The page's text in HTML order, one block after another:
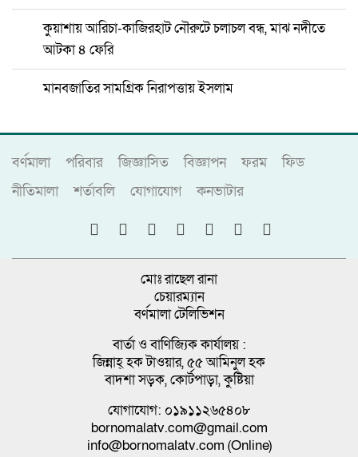
কুয়াশায় আরিচা-কাজিরহাট নৌরুটে চলাচল বন্ধ, মাঝ নদীতে
আটকা ৪ ফেরি
মানবজাতির সামগ্রিক নিরাপত্তায় ইসলাম
বর্ণমালা পরিবার জিজ্ঞাসিত বিজ্ঞাপন ফরম
ফিড
নীতিমালা
শর্তাবলি যোগাযোগ কনভাটার
মোঃ রাছেল রানা
চেয়ারম্যান
বর্ণমালা টেলিভিশন
বার্তা ও বাণিজ্যিক কার্যালয় :
জিন্নাহ্ হক টাওয়ার, ৫৫ আমিনুল হক
বাদশা সড়ক, কোর্টপাড়া, কুষ্টিয়া
যোগাযোগ: ০১৯১১২৬৫৪০৮
bornomalatv.com@gmail.com
info@bornomalatv.com (Online)